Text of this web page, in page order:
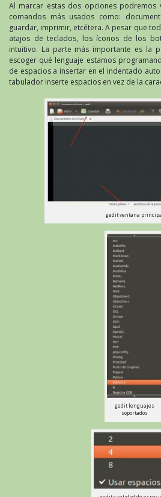
Al marcar estas dos opciones
comandos más usados como:
guardar, imprimir, etcétera. A pesar que
atajos de teclados, los íconos de los
intuitivo. La parte más importante es la
escoger qué lenguaje estamos
de espacios a insertar en el indentado
tabulador inserte espacios en vez de la
gedit ventana
gedit lenguajes
soportados